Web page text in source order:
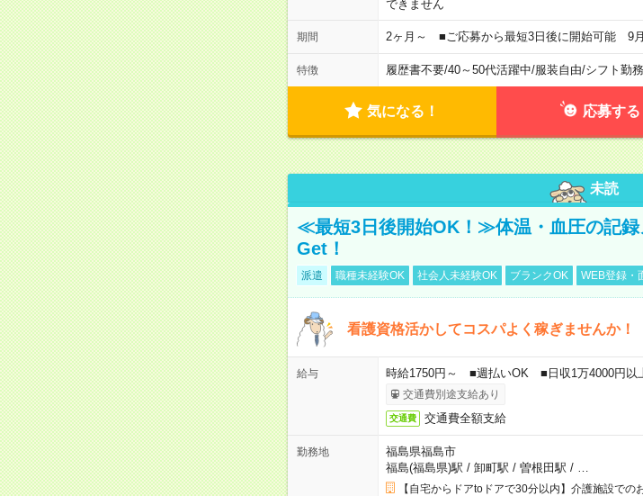
できません
期間 2ヶ月～ ■ご応募から最短3日後に開始可能 9月
特徴 履歴書不要/40～50代活躍中/服装自由/シフト勤務
気になる！ 応募する
未読
≪最短3日後開始OK！≫体温・血圧の記録
Get！
派遣 職種未経験OK 社会人未経験OK ブランクOK WEB登録・
看護資格活かしてコスパよく稼ぎませんか！
給与 時給1750円～ ■週払いOK ■日収1万4000円以
交通費別途支給あり
交通費 交通費全額支給
勤務地
福島県福島市
福島(福島県)駅 / 卸町駅 / 曽根田駅 /
【自宅からドアtoドアで30分以内】介護施設での